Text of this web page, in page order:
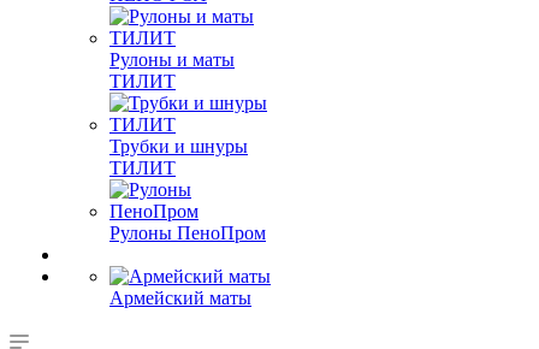
Рулоны и маты
ТИЛИТ
Трубки и шнуры
ТИЛИТ
Рулоны ПеноПром
Армейский маты